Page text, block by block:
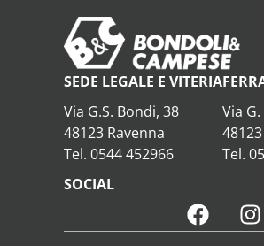
SEDE LEGALE E VITERIA
Via G.S. Bondi, 38
48123 Ravenna
Tel. 0544 452966
Via
Tel.
SOCIAL